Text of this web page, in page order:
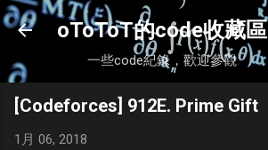
跳到主要內容
oToToT的code收藏區
一些code紀錄，歡迎參觀
[Codeforces] 912E. Prime Gift
1月 06, 2018